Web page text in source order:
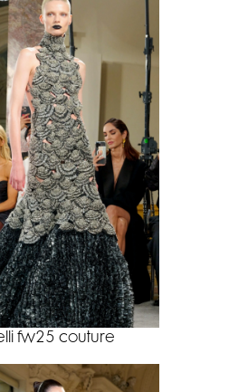
fw25 couture